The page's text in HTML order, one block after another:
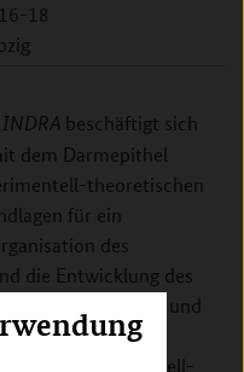
18
INDRA beschäftigt sich
dem Darmepithel
theoretischen
für ein
des
die Entwicklung des
einer Schädigung und
Gegenstand der
etablierten Einzelzell-